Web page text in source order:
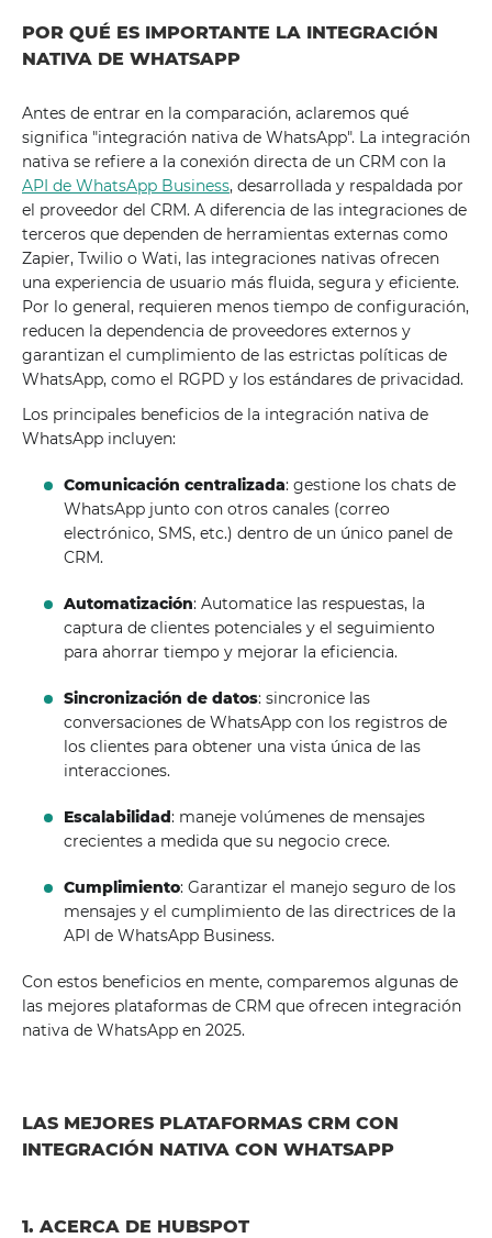
POR QUÉ ES IMPORTANTE LA INTEGRACIÓN
NATIVA DE WHATSAPP
Antes de entrar en la comparación, aclaremos qué
significa "integración nativa de WhatsApp". La integración
nativa se refiere a la conexión directa de un CRM con la
API de WhatsApp Business, desarrollada y respaldada por
el proveedor del CRM. A diferencia de las integraciones de
terceros que dependen de herramientas externas como
Zapier, Twilio o Wati, las integraciones nativas ofrecen
una experiencia de usuario más fluida, segura y eficiente.
Por lo general, requieren menos tiempo de configuración,
reducen la dependencia de proveedores externos y
garantizan el cumplimiento de las estrictas políticas de
WhatsApp, como el RGPD y los estándares de privacidad.
Los principales beneficios de la integración nativa de
WhatsApp incluyen:
Comunicación centralizada: gestione los chats de
WhatsApp junto con otros canales (correo
electrónico, SMS, etc.) dentro de un único panel de
CRM.
Automatización: Automatice las respuestas, la
captura de clientes potenciales y el seguimiento
para ahorrar tiempo y mejorar la eficiencia.
Sincronización de datos: sincronice las
conversaciones de WhatsApp con los registros de
los clientes para obtener una vista única de las
interacciones.
Escalabilidad: maneje volúmenes de mensajes
crecientes a medida que su negocio crece.
Cumplimiento: Garantizar el manejo seguro de los
mensajes y el cumplimiento de las directrices de la
API de WhatsApp Business.
Con estos beneficios en mente, comparemos algunas de
las mejores plataformas de CRM que ofrecen integración
nativa de WhatsApp en 2025.
LAS MEJORES PLATAFORMAS CRM CON
INTEGRACIÓN NATIVA CON WHATSAPP
1. ACERCA DE HUBSPOT